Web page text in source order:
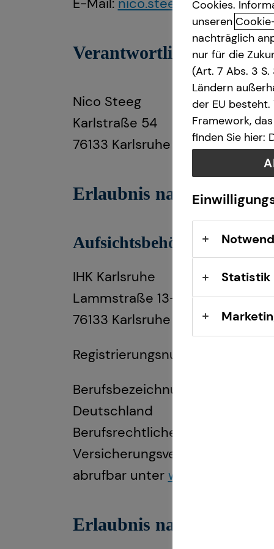
Verantwortlicher im
Nico Steeg
Karlstraße 54
76133 Karlsruhe
Erlaubnis nach § 34d
Aufsichtsbehörde:
IHK Karlsruhe
Lammstraße 13-17
76133 Karlsruhe
Registrierungsnummer: D-
Berufsbezeichnung:
Deutschland
Berufsrechtliche Regelungen:
Versicherungsvertrag (VVG),
abrufbar unter www.gesetze-
Erlaubnis nach § 34f
Cookies.
unseren
nachträglich
nur für die
(Art. 7 Abs. 3
Ländern
der EU besteht.
Framework,
finden Sie hier:
Statistik